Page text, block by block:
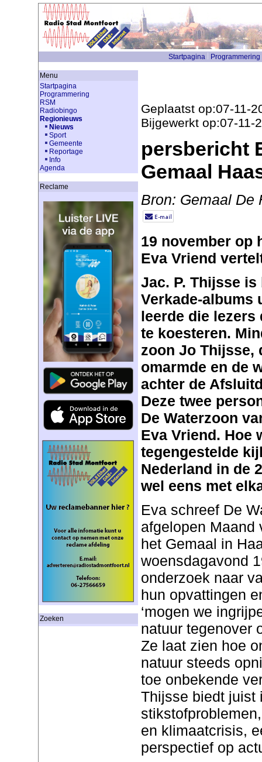
Startpagina Programmering
Menu
Startpagina
Programmering
RSM
Radiobingo
Regionieuws
Nieuws
Sport
Gemeente
Reportage
Info
Agenda
Reclame
Zoeken
Geplaatst op:07-11-
Bijgewerkt op:07-11-
persbericht
Gemaal
Bron: Gemaal De
19 november op
Eva Vriend
Jac. P. Thijsse
Verkade-albums
leerde die lezers
te koesteren.
zoon Jo Thijsse,
omarmde en de
achter de
Deze twee
De Waterzoon
Eva Vriend. Hoe
tegengestelde
Nederland in de
wel eens met
Eva schreef De
afgelopen Maand
het Gemaal in
woensdagavond
onderzoek naar
hun opvattingen
‘mogen we
natuur tegenover
Ze laat zien hoe
natuur steeds
toe onbekende
Thijsse biedt juist
en klimaatcrisis,
perspectief op